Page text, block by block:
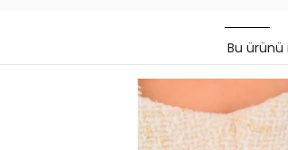
Bu ürünü